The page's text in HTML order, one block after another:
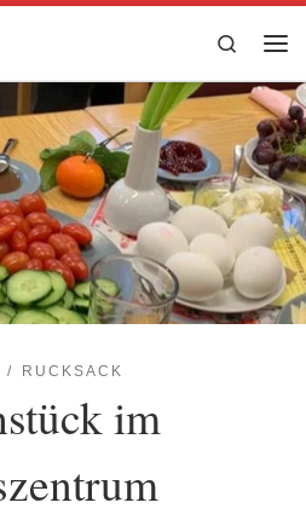
Search
RUCKSACK
im